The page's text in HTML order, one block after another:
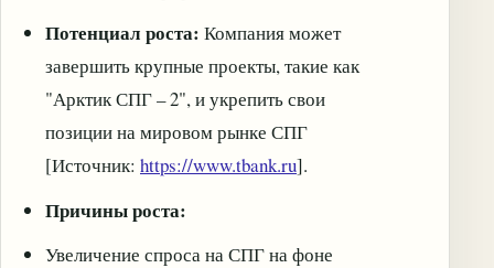
Потенциал роста: Компания может
завершить крупные проекты, такие как
"Арктик СПГ – 2", и укрепить свои
позиции на мировом рынке СПГ
[Источник: https://www.tbank.ru].
Причины роста:
Увеличение спроса на СПГ на фоне